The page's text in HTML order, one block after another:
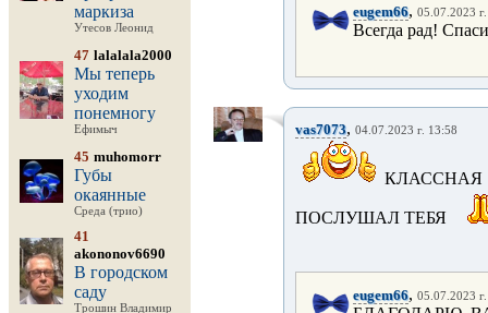
маркиза
Утесов Леонид
47 lalalala2000
Мы теперь
уходим
понемногу
Ефимыч
45 muhomorr
Губы
окаянные
Среда (трио)
41
akononov6690
В городском
саду
Трошин Владимир
eugem66, 05.07.2023
Всегда рад!
vas7073, 04.07.2023 г. 13:58
ПОСЛУШАЛ ТЕБЯ
eugem66, 05.07.2023